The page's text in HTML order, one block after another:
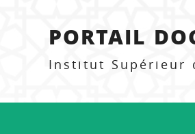
PORTAIL
Institut Supérieur